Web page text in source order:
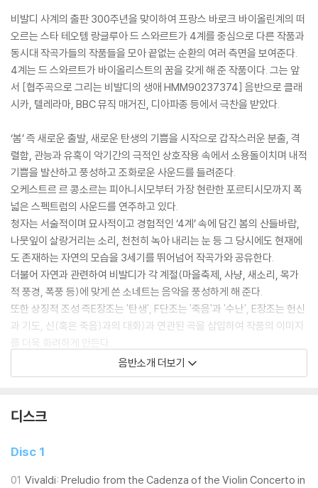
비발디 사계의 출판 300주년을 맞이하여 프랑스 바로크 바이올린계의 떠
오르는 스타 테오템 랑글루아 드 스와르트가 4계를 중심으로 다른 작품과
동시대 작곡가들의 작품들을 모아 끝없는 순환의 여러 측면을 보여준다.
4계는 드 스와르트가 바이올리스트의 꿈을 갖게 해 준 작품이다. 그는 앞
서 [협주곡으로 그리는 비발디의 생애 HMM90237374] 음반으로 클래
시카, 텔레라마, BBC 뮤직 매거진, 디아파종 등에서 극찬을 받았다.
‘봄’ 즉 새로운 출발, 새로운 탄생의 기쁨을 시작으로 갑작스러운 분출, 격
렬함, 관능과 유혹이 악기간의 극적인 상호작용 속에서 소용돌이치며 내적
기쁨을 발산하고 풍성하고 조화로운 사운드를 들려준다.
오케스트르 르 콩소르는 피아니시모부터 가장 현란한 포르티시모까지 폭
넓은 스펙트럼의 사운드를 연주하고 있다.
청자는 서술적이며 묘사적이고 경험적인 ‘4계’ 속에 담긴 봄의 산들바람,
나뭇잎이 살랑거리는 소리, 천천히 녹아 내리는 눈 등 그 당시에도 현재에
도 존재하는 자연의 모습을 3세기를 뛰어넘어 작곡가와 공유한다.
더불어 자연과 관련하여 비발디가 각 계절(마을축제, 사냥, 새소리, 목가
적 풍경, 폭풍 등)에 맞게 쓴 소네트는 음악을 풍성하게 해 준다.
또한 상징적 조성 즉E장조는 '탄생', F단조는 '죽음'과 '수난', E장조는 헌신
과 기도, 신(혹은 죽음)과의 대화)과 연관된 곡을 삽입하여 작품의 이미지
를 더욱 화려하게 만든다.
람브란치의 작품은 베네치아 춤곡들이 색채로 가득한 음악적인 그림을 보
완한다.
마지막 트랙으로 비발디가 동경했던 조르조 젠틸리의 아다지오는 현악기
일종의 ‘재출발’을 의미하는 곡으로 계절의 순환을 확장한 본 음반은, 영원
우리의 삶에 고난과 기쁨을 영적 차원으로 전개하며 영원을 향한 여정을
음반소개 더보기
디스크
Disc 1
01 Vivaldi: Preludio from the Cadenza of the Violin Concerto in